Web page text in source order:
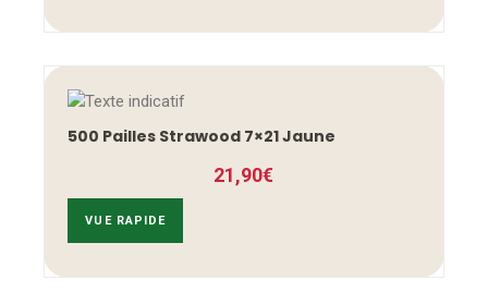
500 Pailles Strawood 7×21 Jaune
21,90€
VUE RAPIDE